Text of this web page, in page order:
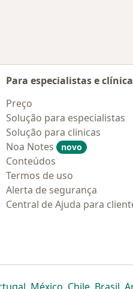
Para especialistas e
Preço
Solução para especialistas
Solução para clinicas
Noa Notes
novo
Conteúdos
Termos de uso
Alerta de segurança
Central de Ajuda para
separador
num novo separador
abre num novo
abre num
abre